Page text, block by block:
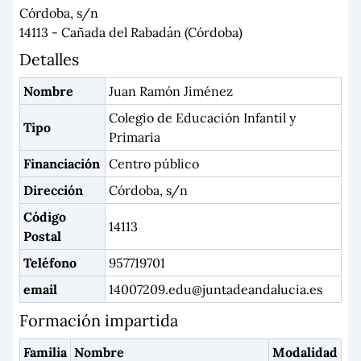
Córdoba, s/n
14113 - Cañada del Rabadán (Córdoba)
Detalles
Nombre Juan Ramón Jiménez
Tipo
Colegio de Educación Infantil y
Primaria
Financiación Centro público
Dirección
Córdoba, s/n
Código
Postal
14113
Teléfono
957719701
email
14007209.edu@juntadeandalucia.es
Formación impartida
Familia Nombre
Modalidad